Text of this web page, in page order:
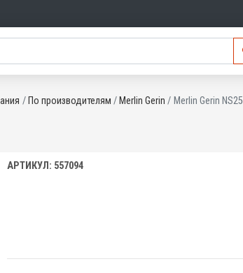
По производителям Merlin Gerin Merlin Gerin
АРТИКУЛ: 557094